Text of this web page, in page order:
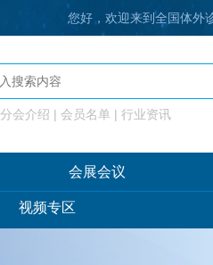
您好，欢迎来到全国体外
分会介绍 | 会员名单 | 行业资讯
会展会议
视频专区